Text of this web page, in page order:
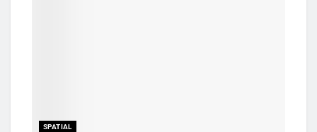
SPATIAL